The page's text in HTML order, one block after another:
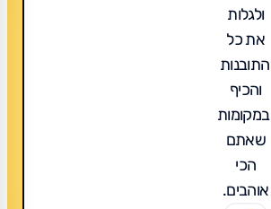
ולגלות
את כל
התובנות
והכיף
במקומות
שאתם
הכי
אוהבים.